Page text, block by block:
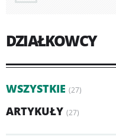
DZIAŁKOWCY
WSZYSTKIE (27)
ARTYKUŁY (27)